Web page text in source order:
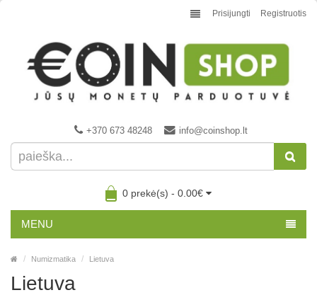
Prisijungti Registruotis
+370 673 48248 info@coinshop.lt
0 prekė(s) - 0.00€
MENU
Numizmatika Lietuva
Lietuva